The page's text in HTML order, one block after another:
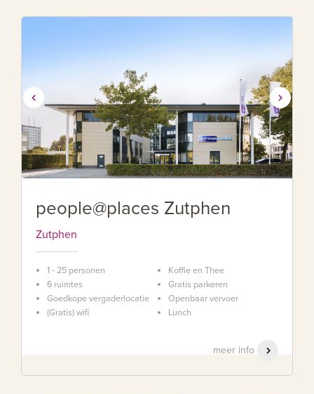
people@places Zutphen
Zutphen
1 - 25 personen
6 ruimtes
Goedkope vergaderlocatie
(Gratis) wifi
Koffie en Thee
Gratis parkeren
Openbaar vervoer
Lunch
meer info